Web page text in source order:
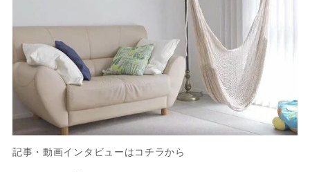
記事・動画インタビューはコチラから